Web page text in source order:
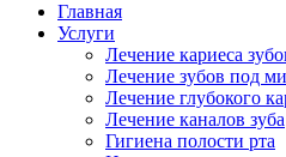
Главная
Услуги
Лечение кариеса
Лечение зубов под
Лечение глубокого
Лечение каналов зуба
Гигиена полости рта